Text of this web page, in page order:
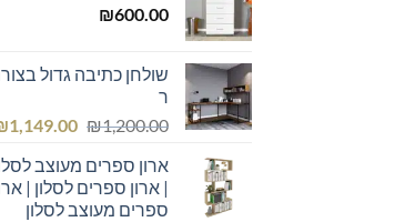
₪600.00
שולחן כתיבה גדול
ר
₪1,200.00
המחיר
היה:
1,149.00
ארון ספרים מעוצב
| ארון ספרים לסלון |
ספרים מעוצב לסלון